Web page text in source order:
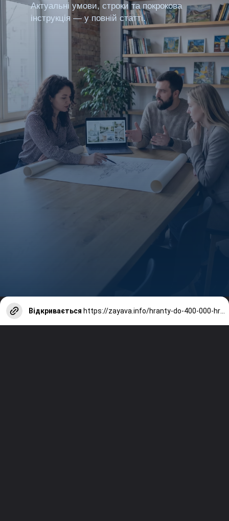
Актуальні умови, строки та покрокова
інструкція — у повній статті.
Відкривається